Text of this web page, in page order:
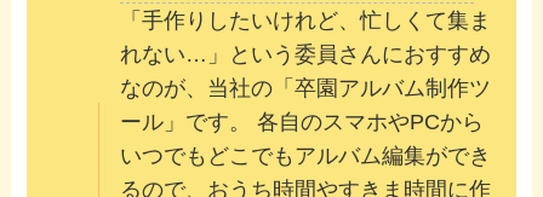
「手作りしたいけれど、忙しくて集ま
れない…」という委員さんにおすすめ
なのが、当社の「卒園アルバム制作ツ
ール」です。 各自のスマホやPCから
いつでもどこでもアルバム編集ができ
るので、おうち時間やすきま時間に作